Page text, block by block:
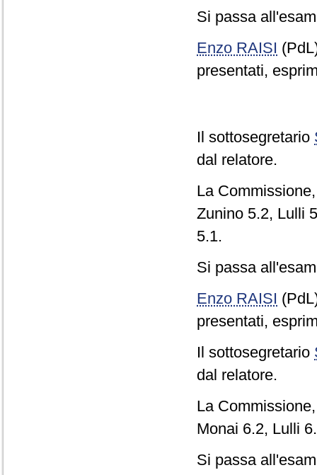
Si passa
Enzo RAISI
presentati,
Il sottosegretario
dal relatore.
La
Zunino 5.2, Lulli
5.1.
Si passa
Enzo RAISI
presentati,
Il sottosegretario
dal relatore.
La
Monai 6.2, Lulli
Si passa